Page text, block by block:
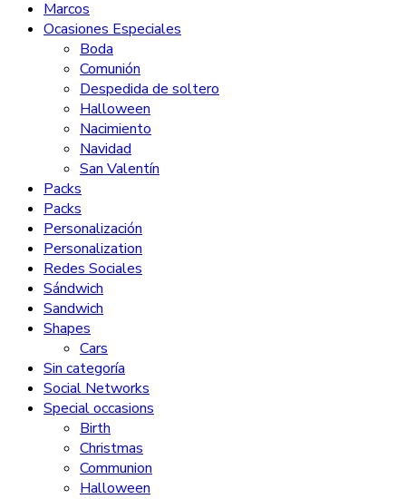
Marcos
Ocasiones Especiales
Boda
Comunión
Despedida de soltero
Halloween
Nacimiento
Navidad
San Valentín
Packs
Packs
Personalización
Personalization
Redes Sociales
Sándwich
Sandwich
Shapes
Cars
Sin categoría
Social Networks
Special occasions
Birth
Christmas
Communion
Halloween